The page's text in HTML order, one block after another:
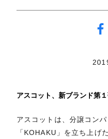
アスコット、新ブランド第
アスコットは、分譲コン
「KOHAKU」を立ち上げ